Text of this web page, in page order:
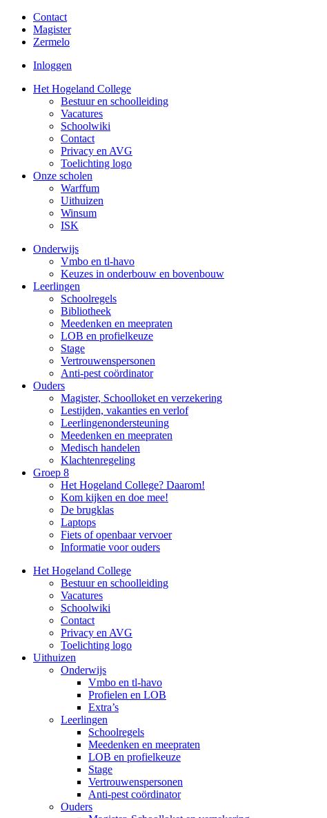
Contact
Magister
Zermelo
Inloggen
Het Hogeland College
Bestuur en schoolleiding
Vacatures
Schoolwiki
Contact
Privacy en AVG
Toelichting logo
Onze scholen
Warffum
Uithuizen
Winsum
ISK
Onderwijs
Vmbo en tl-havo
Keuzes in onderbouw en bovenbouw
Leerlingen
Schoolregels
Bibliotheek
Meedenken en meepraten
LOB en profielkeuze
Stage
Vertrouwenspersonen
Anti-pest coördinator
Ouders
Magister, Schoolloket en verzekering
Lestijden, vakanties en verlof
Leerlingenondersteuning
Meedenken en meepraten
Medisch handelen
Klachtenregeling
Groep 8
Het Hogeland College? Daarom!
Kom kijken en doe mee!
De brugklas
Laptops
Fiets of openbaar vervoer
Informatie voor ouders
Het Hogeland College
Bestuur en schoolleiding
Vacatures
Schoolwiki
Contact
Privacy en AVG
Toelichting logo
Uithuizen
Onderwijs
Vmbo en tl-havo
Profielen en LOB
Extra’s
Leerlingen
Schoolregels
Meedenken en meepraten
LOB en profielkeuze
Stage
Vertrouwenspersonen
Anti-pest coördinator
Ouders